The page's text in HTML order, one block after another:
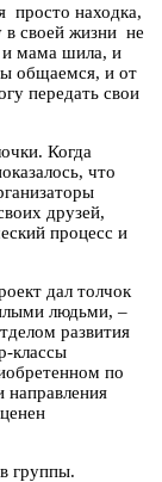
просто находка,
в своей жизни не
и мама шила, и
общаемся, и от
передать свои
Когда
что
друзей,
процесс и
дал толчок
людьми, –
развития
классы
по
направления
группы.